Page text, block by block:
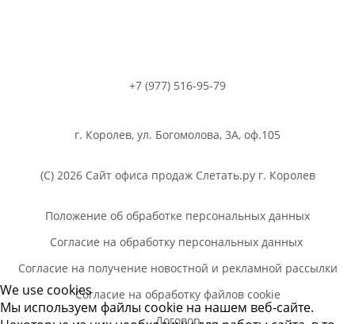
+7 (977) 516-95-79
г. Королев, ул. Богомолова, 3А, оф.105
(C) 2026 Сайт офиса продаж Слетать.ру г. Королев
Положение об обработке персональных данных
Согласие на обработку персональных данных
Согласие на получение новостной и рекламной рассылки
Согласие на обработку файлов cookie
Договор
We use cookies
Мы используем файлы cookie на нашем веб-сайте.